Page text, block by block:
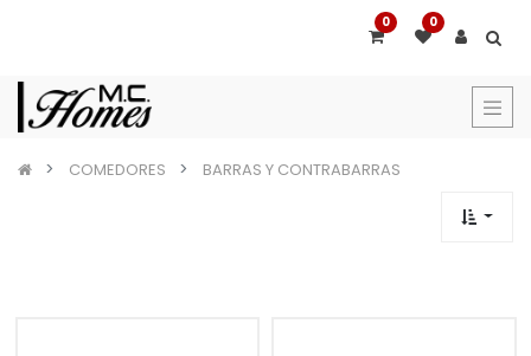
0 0
COMEDORES BARRAS Y CONTRABARRAS